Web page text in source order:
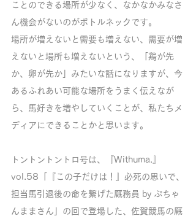
ことのできる場所が少なく、なかなかみなさ
ん機会がないのがボトルネックです。
場所が増えないと需要も増えない、需要が増
えないと場所も増えないという、「鶏が先
か、卵が先か」みたいな話になりますが、今
あるふれあい可能な場所をうまく伝えなが
ら、馬好きを増やしていくことが、私たちメ
ディアにできることかと思います。
トントントントロ号は、『Withuma.』
vol.58「『この子だけは！』必死の思いで、
担当馬引退後の命を繋げた厩務員 by ぷちゃ
んままさん」の回で登場した、佐賀競馬の厩